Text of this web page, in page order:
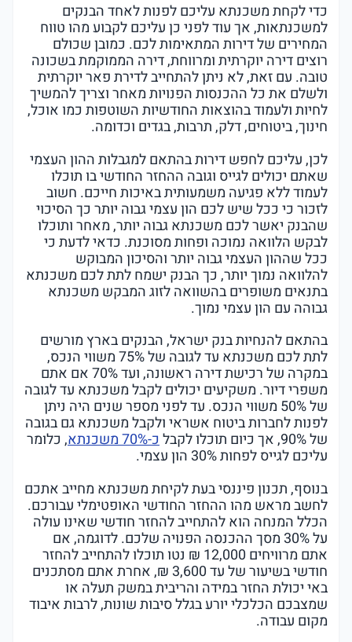
כדי לקחת משכנתא עליכם לפנות לאחד הבנקים
למשכנתאות, אך עוד לפני כן עליכם לקבוע מהו טווח
המחירים של דירות המתאימות לכם. כמובן שכולם
רוצים דירה יוקרתית ומרווחת, דירה הממוקמת בשכונה
טובה. עם זאת, לא ניתן להתחייב לדירת פאר יוקרתית
ולשלם את כל ההכנסות הפנויות מאחר וצריך להמשיך
לחיות ולעמוד בהוצאות החודשיות השוטפות כמו אוכל,
חינוך, ביטוחים, דלק, תרבות, בגדים וכדומה.
לכן, עליכם לחפש דירות בהתאם למגבלות ההון העצמי
שאתם יכולים לגייס וגובה ההחזר החודשי בו תוכלו
לעמוד ללא פגיעה משמעותית באיכות חייכם. חשוב
לזכור כי ככל שיש לכם הון עצמי גבוה יותר כך הסיכוי
שהבנק יאשר לכם משכנתא גבוה יותר, מאחר ותוכלו
לבקש הלוואה נמוכה ופחות מסוכנת. כדאי לדעת כי
ככל שההון העצמי גבוה יותר והסיכון המבוקש
להלוואה נמוך יותר, כך הבנק ישמח לתת לכם משכנתא
בתנאים משופרים בהשוואה לזוג המבקש משכנתא
גבוהה עם הון עצמי נמוך.
בהתאם להנחיות בנק ישראל, הבנקים בארץ מורשים
לתת לכם משכנתא עד לגובה של 75% משווי הנכס,
במקרה של רכישת דירה ראשונה, ועד 70% אם אתם
משפרי דיור. משקיעים יכולים לקבל משכנתא עד לגובה
של 50% משווי הנכס. עד לפני מספר שנים היה ניתן
לפנות לחברות ביטוח אשראי ולקבל משכנתא גם בגובה
של 90%, אך כיום תוכלו לקבל כ-70% משכנתא , כלומר
עליכם לגייס לפחות 30% הון עצמי.
בנוסף, תכנון פיננסי בעת לקיחת משכנתא מחייב אתכם
לחשב מראש מהו ההחזר החודשי האופטימלי עבורכם.
הכלל המנחה הוא להתחייב להחזר חודשי שאינו עולה
על 30% מסך ההכנסה הפנויה שלכם. לדוגמה, אם
אתם מרוויחים 12,000 ₪ נטו תוכלו להתחייב להחזר
חודשי בשיעור של עד 3,600 ₪, אחרת אתם מסתכנים
באי יכולת החזר במידה והריבית במשק תעלה או
שמצבכם הכלכלי יורע בגלל סיבות שונות, לרבות איבוד
מקום עבודה.